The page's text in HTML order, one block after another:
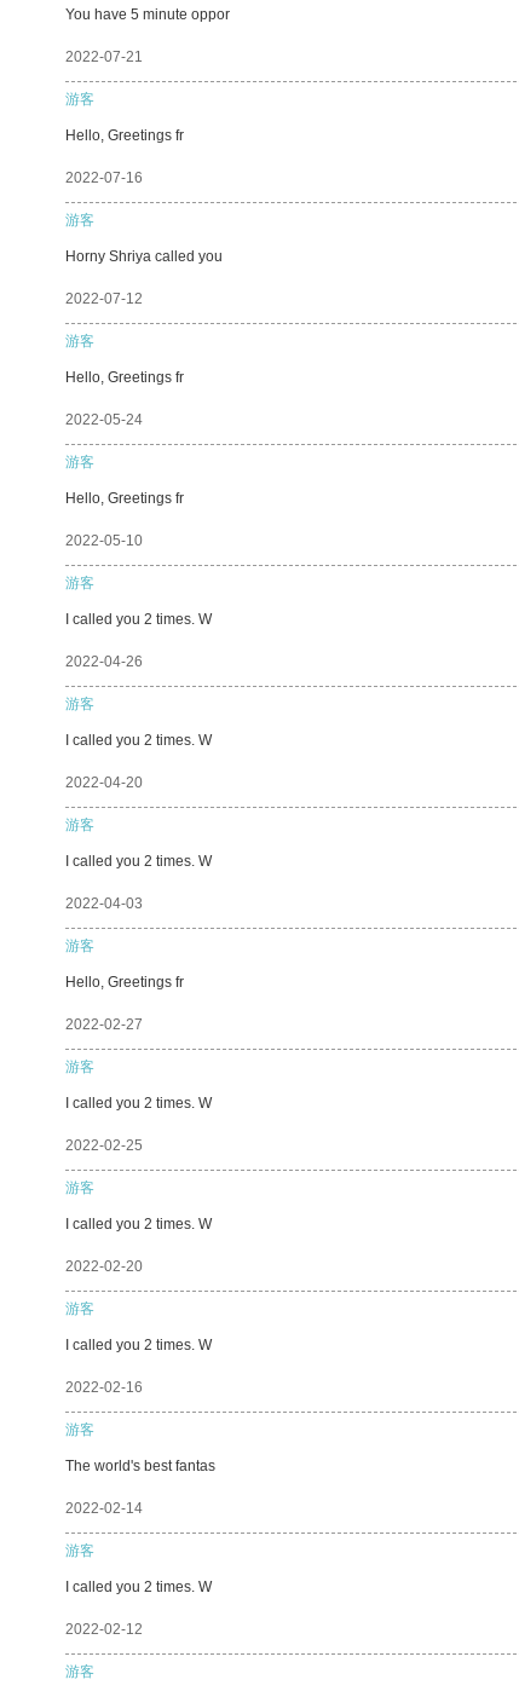
You have 5 minute oppor
2022-07-21
游客
Hello, Greetings fr
2022-07-16
游客
Horny Shriya called you
2022-07-12
游客
Hello, Greetings fr
2022-05-24
游客
Hello, Greetings fr
2022-05-10
游客
I called you 2 times. W
2022-04-26
游客
I called you 2 times. W
2022-04-20
游客
I called you 2 times. W
2022-04-03
游客
Hello, Greetings fr
2022-02-27
游客
I called you 2 times. W
2022-02-25
游客
I called you 2 times. W
2022-02-20
游客
I called you 2 times. W
2022-02-16
游客
The world's best fantas
2022-02-14
游客
I called you 2 times. W
2022-02-12
游客